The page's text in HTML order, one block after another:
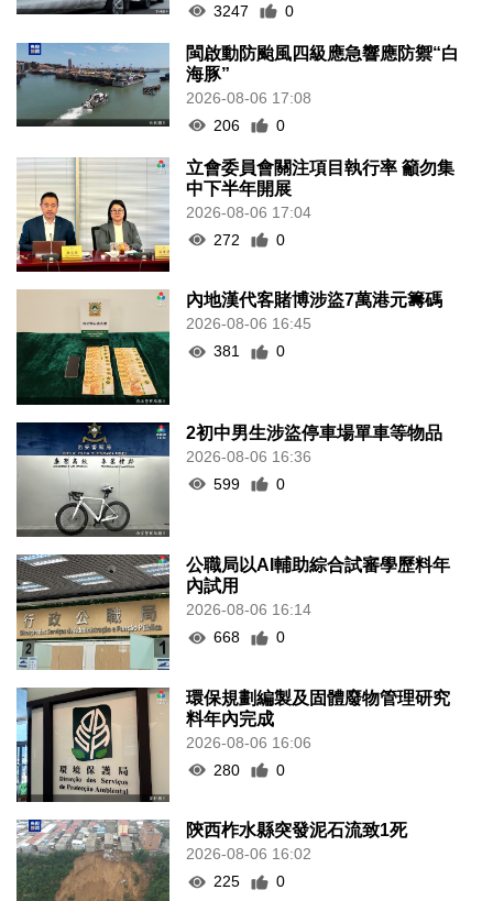
3247
0
閩啟動防颱風四級應急響應防禦“白
海豚”
2026-08-06 17:08
206
0
立會委員會關注項目執行率 籲勿集
中下半年開展
2026-08-06 17:04
272
0
內地漢代客賭博涉盜7萬港元籌碼
2026-08-06 16:45
381
0
2初中男生涉盜停車場單車等物品
2026-08-06 16:36
599
0
公職局以AI輔助綜合試審學歷料年
內試用
2026-08-06 16:14
668
0
環保規劃編製及固體廢物管理研究
料年內完成
2026-08-06 16:06
280
0
陝西柞水縣突發泥石流致1死
2026-08-06 16:02
225
0